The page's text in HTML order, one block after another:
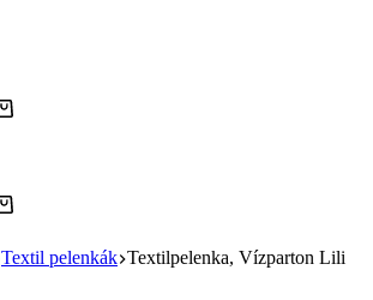
Textil pelenkák Textilpelenka, Vízparton Lili